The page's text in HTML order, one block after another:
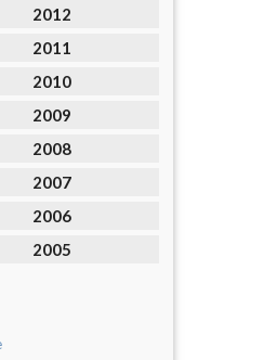
2012
2011
2010
2009
2008
2007
2006
2005